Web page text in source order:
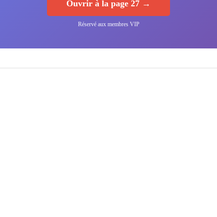
Ouvrir à la page 27 →
Réservé aux membres VIP